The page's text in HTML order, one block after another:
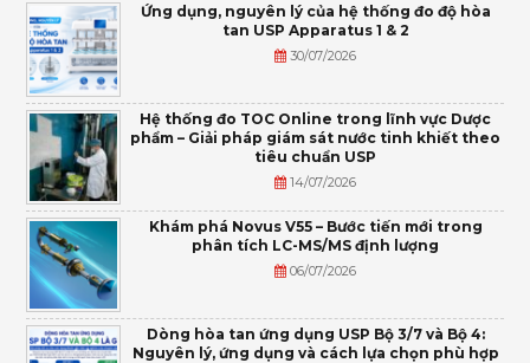
Ứng dụng, nguyên lý của hệ thống đo độ hòa
tan USP Apparatus 1 & 2
30/07/2026
Hệ thống đo TOC Online trong lĩnh vực Dược
phẩm – Giải pháp giám sát nước tinh khiết theo
tiêu chuẩn USP
14/07/2026
Khám phá Novus V55 – Bước tiến mới trong
phân tích LC-MS/MS định lượng
06/07/2026
Dòng hòa tan ứng dụng USP Bộ 3/7 và Bộ 4:
Nguyên lý, ứng dụng và cách lựa chọn phù hợp